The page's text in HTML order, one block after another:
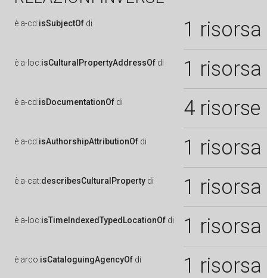
è a-cd:isSubjectOf di 1 risorsa
è a-loc:isCulturalPropertyAddressOf di 1 risorsa
è a-cd:isDocumentationOf di 4 risorse
è a-cd:isAuthorshipAttributionOf di 1 risorsa
è a-cat:describesCulturalProperty di 1 risorsa
è a-loc:isTimeIndexedTypedLocationOf di 1 risorsa
è arco:isCataloguingAgencyOf di 1 risorsa